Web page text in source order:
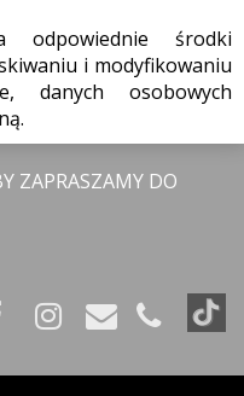
odpowiednie środki
i modyfikowaniu
danych osobowych
ZAPRASZAMY DO